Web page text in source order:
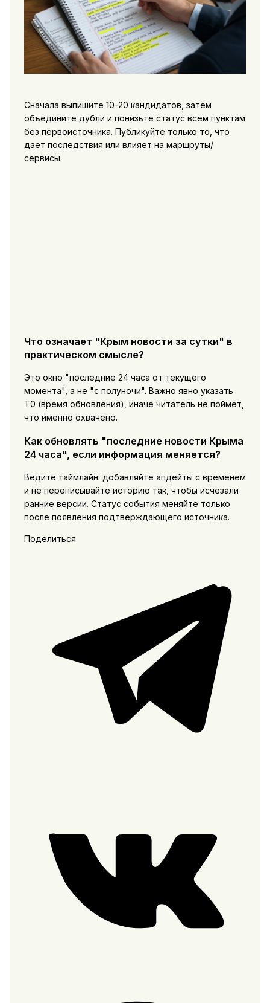
Сначала выпишите 10-20 кандидатов, затем
объедините дубли и понизьте статус всем пунктам
без первоисточника. Публикуйте только то, что
дает последствия или влияет на маршруты/
сервисы.
Что означает "Крым новости за сутки" в
практическом смысле?
Это окно "последние 24 часа от текущего
момента", а не "с полуночи". Важно явно указать
T0 (время обновления), иначе читатель не поймет,
что именно охвачено.
Как обновлять "последние новости Крыма
24 часа", если информация меняется?
Ведите таймлайн: добавляйте апдейты с временем
и не переписывайте историю так, чтобы исчезали
ранние версии. Статус события меняйте только
после появления подтверждающего источника.
Поделиться